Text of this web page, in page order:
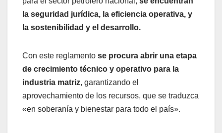
la seguridad jurídica, la eficiencia operativa, y
la sostenibilidad y el desarrollo.
Con este reglamento se procura abrir una etapa
de crecimiento técnico y operativo para la
industria matriz, garantizando el
aprovechamiento de los recursos, que se traduzca
«en soberanía y bienestar para todo el país».